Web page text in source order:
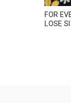
FOR
LOSE